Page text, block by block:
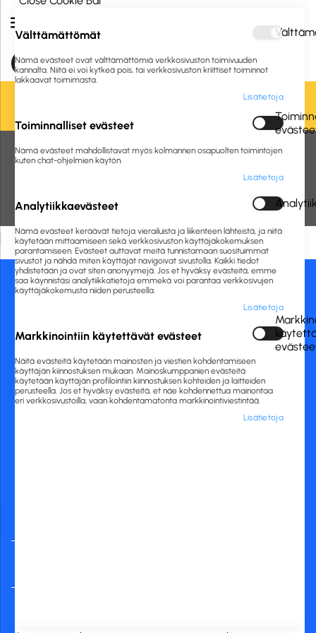
Oletko jo asiakkaamme? Kirjaudu sisään tai
Etusivu Vastuulliset IT- ja mobiililaitteet Tietokoneet
Kannettavat
Hakuehtoihin sopivia tuotteita ei löydy.
Asiakaspalvelu:
asiakaspalvelu@rckfinland.fi
Maksutavat:
Välttämättömät
Nämä evästeet ovat välttämättömiä verkkosivuston toimivuuden
kannalta. Niitä ei voi kytkeä pois, tai verkkosivuston kriittiset toiminnot
lakkaavat toimimasta.
Lisätietoja
Toiminnalliset evästeet
Nämä evästeet mahdollistavat myös kolmannen osapuolten toimintojen
kuten chat-ohjelmien käytön.
Lisätietoja
Analytiikkaevästeet
Nämä evästeet keräävät tietoja vierailuista ja liikenteen lähteistä, ja niitä
käytetään mittaamiseen sekä verkkosivuston käyttäjäkokemuksen
parantamiseen. Evästeet auttavat meitä tunnistamaan suosituimmat
sivustot ja nähdä miten käyttäjät navigoivat sivustolla. Kaikki tiedot
yhdistetään ja ovat siten anonyymejä. Jos et hyväksy evästeitä, emme
saa käynnistäsi analytiikkatietoja emmekä voi parantaa verkkosivujen
käyttäjäkokemusta niiden perusteella.
Lisätietoja
Markkinointiin käytettävät evästeet
Näitä evästeitä käytetään mainosten ja viestien kohdentamiseen
käyttäjän kiinnostuksen mukaan. Mainoskumppanien evästeitä
käytetään käyttäjän profilointiin kiinnostuksen kohteiden ja laitteiden
perusteella. Jos et hyväksy evästeitä, et näe kohdennettua mainontaa
eri verkkosivustoilla, vaan kohdentamatonta markkinointiviestintää.
Lisätietoja